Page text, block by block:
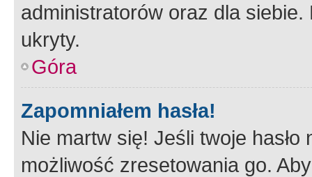
administratorów oraz dla
ukryty.
Góra
Zapomniałem hasła!
Nie martw się! Jeśli twoje
możliwość zresetowania go.